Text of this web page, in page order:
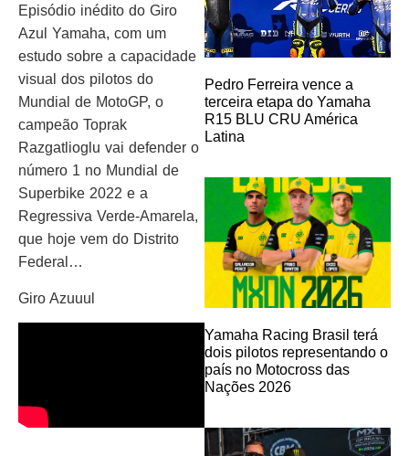
Episódio inédito do Giro
Azul Yamaha, com um
estudo sobre a capacidade
visual dos pilotos do
Mundial de MotoGP, o
campeão Toprak
Razgatlioglu vai defender o
número 1 no Mundial de
Superbike 2022 e a
Regressiva Verde-Amarela,
que hoje vem do Distrito
Federal…
Giro Azuuul
Pedro Ferreira vence a
terceira etapa do Yamaha
R15 BLU CRU América
Latina
Yamaha Racing Brasil terá
dois pilotos representando o
país no Motocross das
Nações 2026